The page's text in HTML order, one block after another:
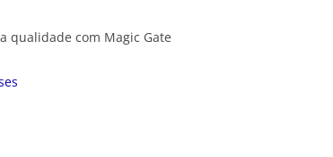
qualidade com Magic Gate